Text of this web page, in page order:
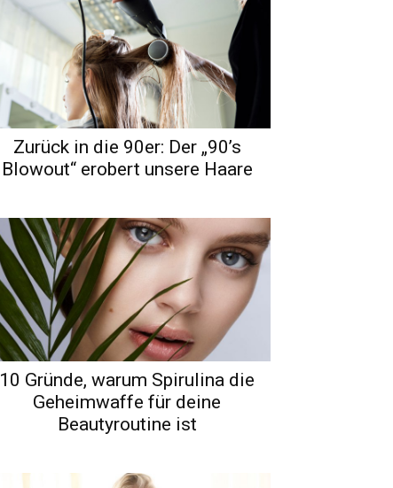
Zurück in die 90er: Der „90’s
Blowout“ erobert unsere Haare
10 Gründe, warum Spirulina die
Geheimwaffe für deine
Beautyroutine ist